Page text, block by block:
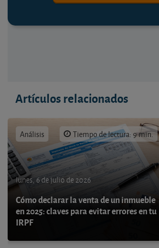
Artículos relacionados
Análisis Tiempo de lectura: 9 min.
lunes, 6 de julio de 2026
Cómo declarar la venta de un inmueble
en 2025: claves para evitar errores en tu
IRPF